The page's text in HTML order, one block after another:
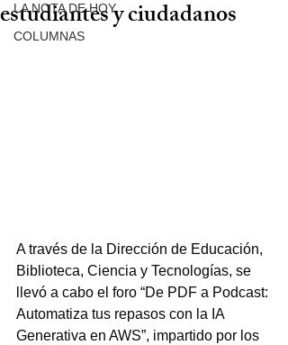
LA NOTA DE HOY
COLUMNAS
estudiantes y ciudadanos
A través de la Dirección de Educación,
Biblioteca, Ciencia y Tecnologías, se
llevó a cabo el foro “De PDF a Podcast:
Automatiza tus repasos con la IA
Generativa en AWS”, impartido por los